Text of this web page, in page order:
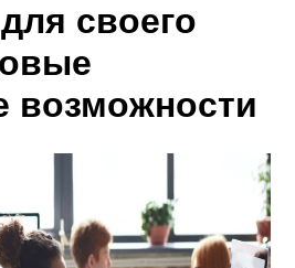
своего
возможности